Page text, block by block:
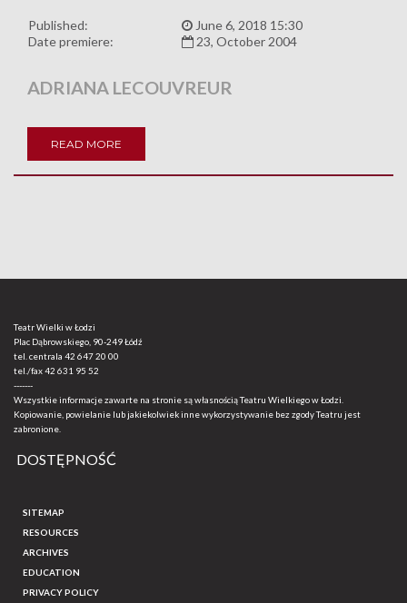
Published:
June 6, 2018 15:30
Date premiere:
23, October 2004
ADRIANA LECOUVREUR
READ MORE
Teatr Wielki w Łodzi
Plac Dąbrowskiego, 90-249 Łódź
tel. centrala 42 647 20 00
tel./fax42 631 95 52
-------
Wszystkie informacje zawarte na stronie są własnością Teatru Wielkiego w Łodzi.
Kopiowanie, powielanie lub jakiekolwiek inne wykorzystywanie bez zgody Teatru jest
zabronione.
DOSTĘPNOŚĆ
SITEMAP
RESOURCES
ARCHIVES
EDUCATION
PRIVACY POLICY